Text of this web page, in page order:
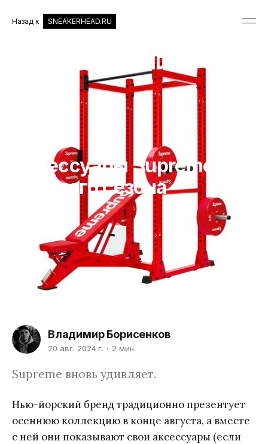
Назад к SNEAKERHEAD.RU
Аксессуары Supreme из
осеннего сезона
Владимир Борисенков
20 авг. 2024 г. 2 мин.
Supreme вновь удивляет.
Нью-йорский бренд традиционно презентует
осеннюю коллекцию в конце августа, а вместе
с ней они показывают свои аксессуары (если